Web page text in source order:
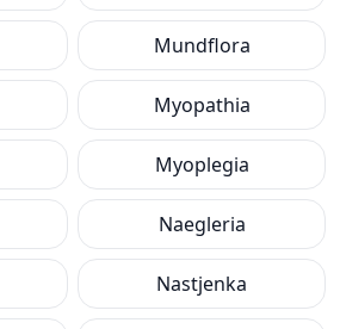
Mundflora
Myopathia
Myoplegia
Naegleria
Nastjenka